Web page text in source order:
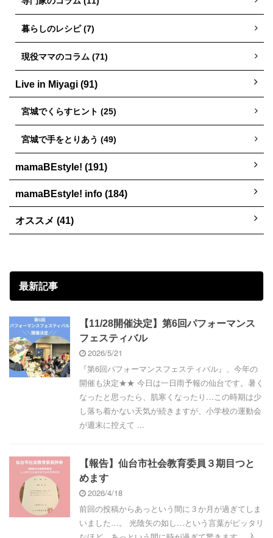
暮らしのレシピ (7)
現役ママのコラム (71)
Live in Miyagi (91)
宮城でくらすヒント (25)
宮城で手をとりあう (49)
mamaBEstyle! (191)
mamaBEstyle! info (184)
オススメ (41)
最新記事
【11/28開催決定】第6回パフォーマンス
フェスティバル
2026/5/21
『第6回パフォーマンスフェスティバル』、今年の
開催も決定★★ 今日は一日雨予報の仙台です。暑く
なったと思ったら、肌寒くなったり…この時期は少
し落ち着かない天気が続きますが、小学校の運動会
が週末に控えて ...
【報告】仙台市社会教育委員３期目つと
めます
2026/4/18
前回の投稿からあっという間に３か月が過ぎてしま
いました…。 光陰矢の如し…という言葉がピッタリ